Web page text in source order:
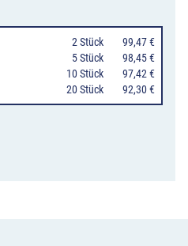
2 Stück
99,47 €
5 Stück
98,45 €
10 Stück
97,42 €
20 Stück
92,30 €